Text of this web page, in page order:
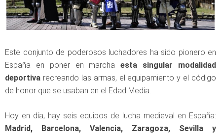
Este conjunto de poderosos luchadores ha sido pionero en
España en poner en marchaesta singular modalidad
deportiva recreando las armas, el equipamiento y el código
de honor que se usaban en el Edad Media.
Hoy en día, hay seis equipos de lucha medieval en España:
Madrid, Barcelona, Valencia, Zaragoza, Sevilla y